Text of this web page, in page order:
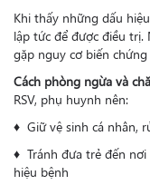
Khi thấy những dấu
lập tức để được điều
gặp nguy cơ biến
Cách phòng ngừa và
RSV, phụ huynh nên:
♦ Giữ vệ sinh cá nhân,
♦ Tránh đưa trẻ đến
hiệu bệnh